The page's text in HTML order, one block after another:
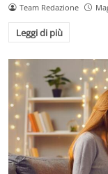
Team Redazione
Leggi di più